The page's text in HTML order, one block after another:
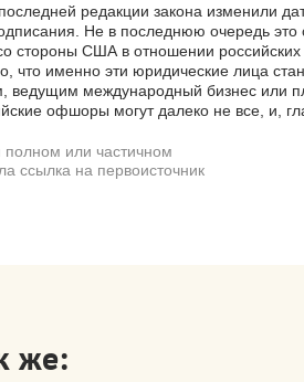
редакции закона изменили
Не в последнюю очередь это
стороны США в отношении
что именно эти юридические лица
ведущим международный бизнес или
офшоры могут далеко не все, и,
или частичном
ссылка на первоисточник
же: